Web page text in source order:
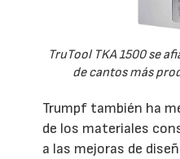
TruTool TKA 1500 se
de cantos más
Trumpf también ha
de los materiales
a las mejoras de